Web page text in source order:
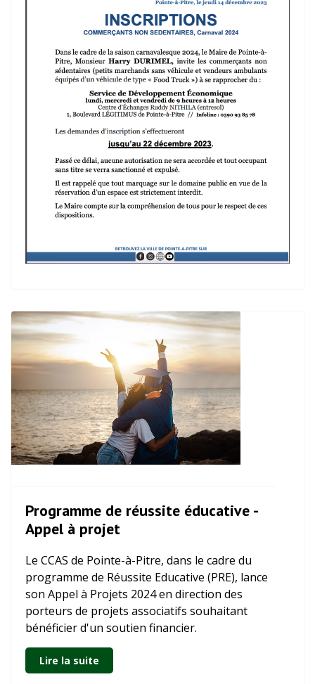
Programme de réussite éducative -
Appel à projet
Le CCAS de Pointe-à-Pitre, dans le cadre du
programme de Réussite Educative (PRE), lance
son Appel à Projets 2024 en direction des
porteurs de projets associatifs souhaitant
bénéficier d'un soutien financier.
Lire la suite